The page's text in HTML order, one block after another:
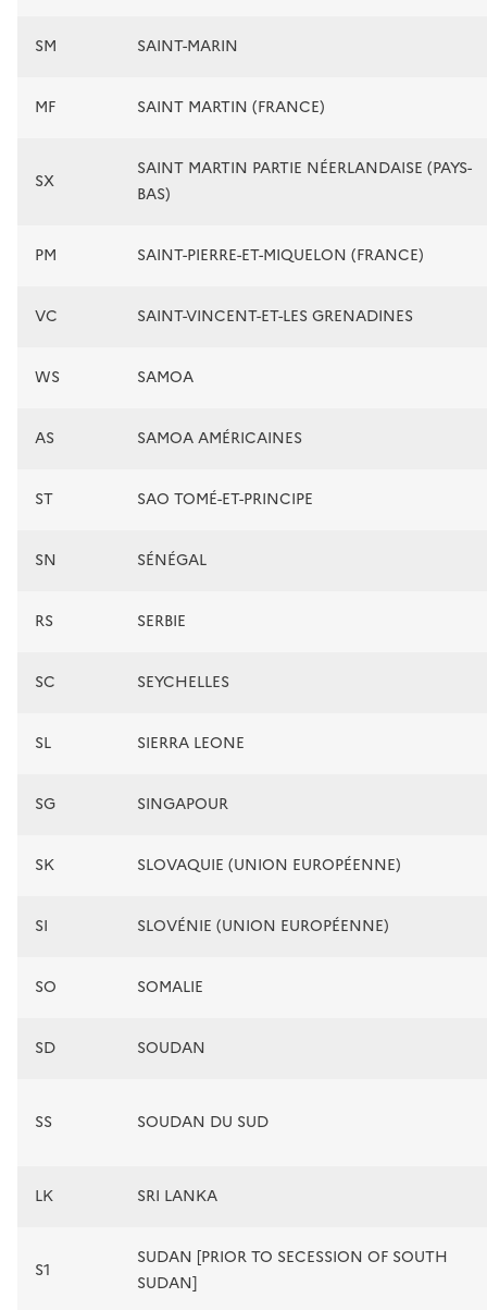
SM SAINT-MARIN
MF SAINT MARTIN (FRANCE)
SX
SAINT MARTIN PARTIE NÉERLANDAISE (PAYS-
BAS)
PM SAINT-PIERRE-ET-MIQUELON (FRANCE)
VC SAINT-VINCENT-ET-LES GRENADINES
WS SAMOA
AS SAMOA AMÉRICAINES
ST SAO TOMÉ-ET-PRINCIPE
SN SÉNÉGAL
RS SERBIE
SC SEYCHELLES
SL SIERRA LEONE
SG SINGAPOUR
SK SLOVAQUIE (UNION EUROPÉENNE)
SI SLOVÉNIE (UNION EUROPÉENNE)
SO SOMALIE
SD SOUDAN
SS SOUDAN DU SUD
LK SRI LANKA
S1
SUDAN [PRIOR TO SECESSION OF SOUTH
SUDAN]